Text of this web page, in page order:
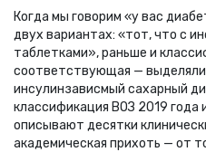
Когда мы говорим «у вас
двух вариантах: «тот, что с
таблетками», раньше и
соответствующая —
инсулинзависмый сахарный
классификация ВОЗ 2019
описывают десятки
академическая прихоть — от